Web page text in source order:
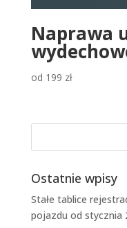
Naprawa
od 199 zł
Ostatnie wpisy
Stałe tablice
pojazdu od stycznia